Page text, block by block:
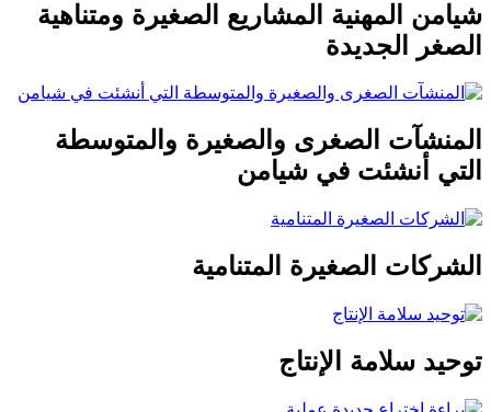
شيامن المهنية المشاريع الصغيرة ومتناهية
الصغر الجديدة
المنشآت الصغرى والصغيرة والمتوسطة
التي أنشئت في شيامن
الشركات الصغيرة المتنامية
توحيد سلامة الإنتاج